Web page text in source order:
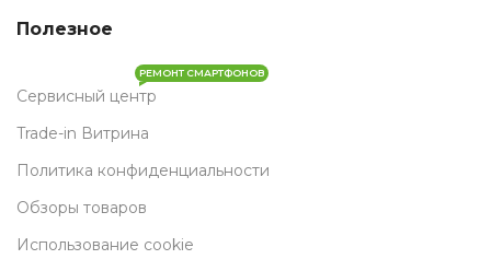
Полезное
Сервисный центр
РЕМОНТ СМАРТФОНОВ
Trade-in Витрина
Политика конфиденциальности
Обзоры товаров
Использование cookie